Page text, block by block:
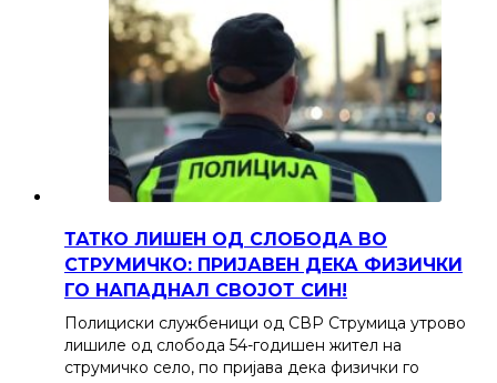
ТАТКО ЛИШЕН ОД СЛОБОДА ВО
СТРУМИЧКО: ПРИЈАВЕН ДЕКА ФИЗИЧКИ
ГО НАПАДНАЛ СВОЈОТ СИН!
Полициски службеници од СВР Струмица утрово
лишиле од слобода 54-годишен жител на
струмичко село, по пријава дека физички го